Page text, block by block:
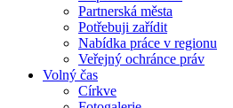
Partnerská města
Potřebuji zařídit
Nabídka práce v regionu
Veřejný ochránce práv
Volný čas
Církve